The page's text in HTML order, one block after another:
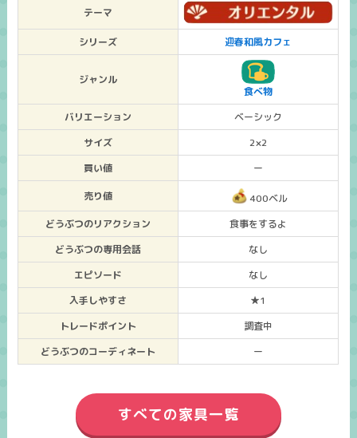
テーマ
シリーズ 迎春和風カフェ
ジャンル
食べ物
バリエーション
ベーシック
サイズ
2×2
買い値
ー
売り値
400ベル
どうぶつのリアクション
食事をするよ
どうぶつの専用会話
なし
エピソード
なし
入手しやすさ
★1
トレードポイント
調査中
どうぶつのコーディネート
ー
すべての家具一覧